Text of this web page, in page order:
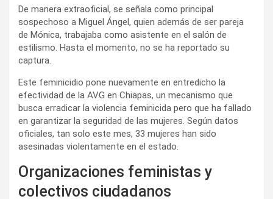
De manera extraoficial, se señala como principal
sospechoso a Miguel Ángel, quien además de ser pareja
de Mónica, trabajaba como asistente en el salón de
estilismo. Hasta el momento, no se ha reportado su
captura.
Este feminicidio pone nuevamente en entredicho la
efectividad de la AVG en Chiapas, un mecanismo que
busca erradicar la violencia feminicida pero que ha fallado
en garantizar la seguridad de las mujeres. Según datos
oficiales, tan solo este mes, 33 mujeres han sido
asesinadas violentamente en el estado.
Organizaciones feministas y
colectivos ciudadanos